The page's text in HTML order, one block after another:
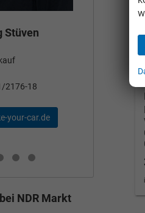
Stüven
2176-18
your-car.de
NDR Markt